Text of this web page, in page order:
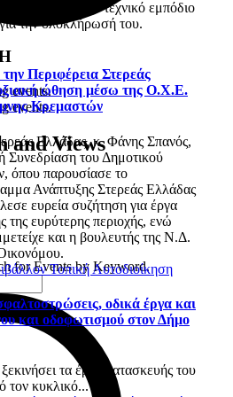
σημαντικότερο τεχνικό εμπόδιο
την ολοκλήρωσή του.
Περιφέρεια Στερεάς
ώθηση μέσω της Ο.Χ.Ε.
Κρεμαστών
Ελλάδας, κ. Φάνης Σπανός,
Συνεδρίαση του Δημοτικού
όπου παρουσίασε το
Ανάπτυξης Στερεάς Ελλάδας
ευρεία συζήτηση για έργα
της ευρύτερης περιοχής, ενώ
και η βουλευτής της Ν.Δ.
Τοπική Αυτοδιοίκηση
οδικά έργα και
και οδοφωτισμού στον Δήμο
τα έργα κατασκευής του
τον κυκλικό...
events.
events.
and Views
for Events by Keyword.